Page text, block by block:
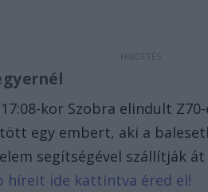
kor Szobra elindult
egy embert, aki a
segítségével szállítják
híreit ide kattintva éred el!